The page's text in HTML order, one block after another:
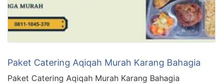
Paket Catering Aqiqah Murah Karang Bahagia
Paket Catering Aqiqah Murah Karang Bahagia